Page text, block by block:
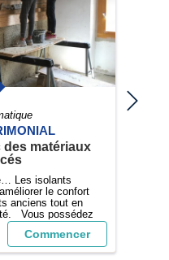
des matériaux
Les isolants
le confort
anciens tout en
Vous possédez
un logement au
améliorer
son identité ? Ce...
Commencer